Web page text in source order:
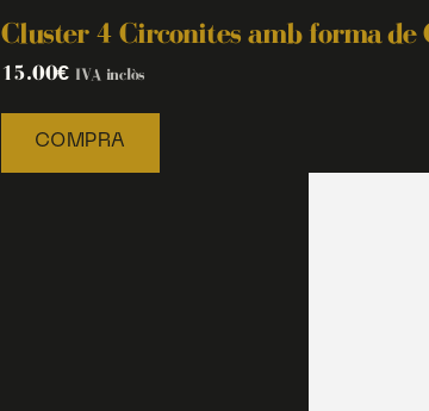
Cluster 4 Circonites amb forma de
15.00€ IVA inclòs
COMPRA